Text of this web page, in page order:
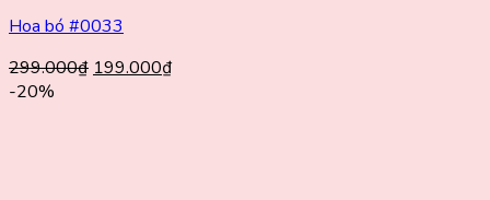
Hoa bó #0033
299.000₫ Giá
199.000₫Giá
-20%